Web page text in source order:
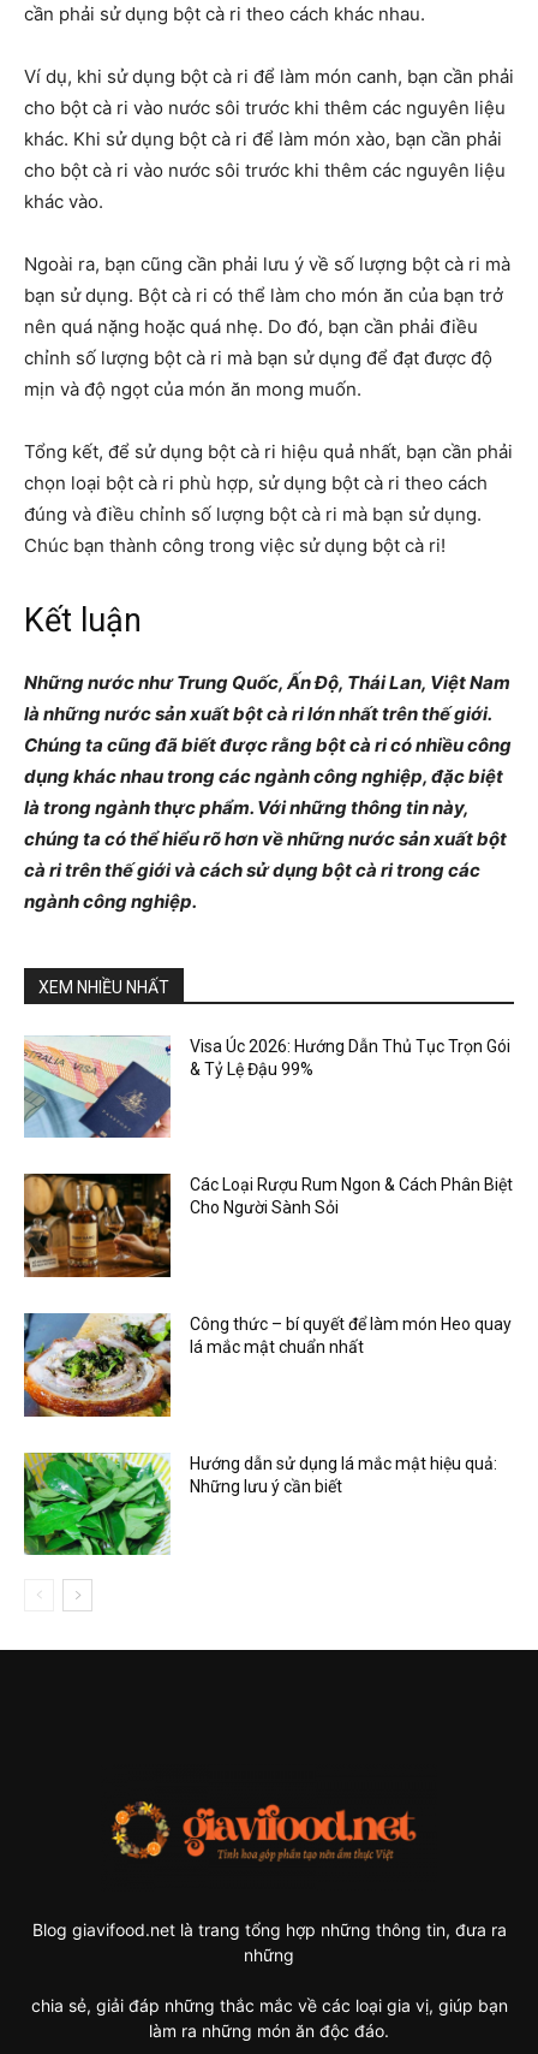
cần phải sử dụng bột cà ri theo cách khác nhau.
Ví dụ, khi sử dụng bột cà ri để làm món canh, bạn cần phải
cho bột cà ri vào nước sôi trước khi thêm các nguyên liệu
khác. Khi sử dụng bột cà ri để làm món xào, bạn cần phải
cho bột cà ri vào nước sôi trước khi thêm các nguyên liệu
khác vào.
Ngoài ra, bạn cũng cần phải lưu ý về số lượng bột cà ri mà
bạn sử dụng. Bột cà ri có thể làm cho món ăn của bạn trở
nên quá nặng hoặc quá nhẹ. Do đó, bạn cần phải điều
chỉnh số lượng bột cà ri mà bạn sử dụng để đạt được độ
mịn và độ ngọt của món ăn mong muốn.
Tổng kết, để sử dụng bột cà ri hiệu quả nhất, bạn cần phải
chọn loại bột cà ri phù hợp, sử dụng bột cà ri theo cách
đúng và điều chỉnh số lượng bột cà ri mà bạn sử dụng.
Chúc bạn thành công trong việc sử dụng bột cà ri!
Kết luận
Những nước như Trung Quốc, Ấn Độ, Thái Lan, Việt Nam
là những nước sản xuất bột cà ri lớn nhất trên thế giới.
Chúng ta cũng đã biết được rằng bột cà ri có nhiều công
dụng khác nhau trong các ngành công nghiệp, đặc biệt
là trong ngành thực phẩm. Với những thông tin này,
chúng ta có thể hiểu rõ hơn về những nước sản xuất bột
cà ri trên thế giới và cách sử dụng bột cà ri trong các
ngành công nghiệp.
XEM NHIỀU NHẤT
Visa Úc 2026: Hướng Dẫn Thủ Tục Trọn Gói
& Tỷ Lệ Đậu 99%
Các Loại Rượu Rum Ngon & Cách Phân Biệt
Cho Người Sành Sỏi
Công thức – bí quyết để làm món Heo quay
lá mắc mật chuẩn nhất
Hướng dẫn sử dụng lá mắc mật hiệu quả:
Những lưu ý cần biết
Blog giavifood.net là trang tổng hợp những thông tin, đưa ra
những
chia sẻ, giải đáp những thắc mắc về các loại gia vị, giúp bạn
làm ra những món ăn độc đáo.